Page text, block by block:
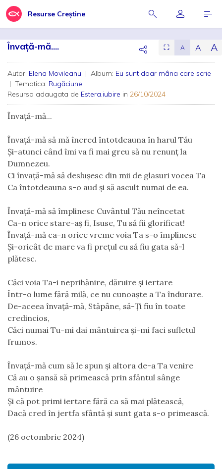
Resurse Creștine
Învață-mă.... ⛶ A A A
Autor: Elena Movileanu | Album: Eu sunt doar mâna care scrie
| Tematica: Rugăciune
Resursa adaugata de Estera.iubire in 26/10/2024
Învață-mă...
Învață-mă să mă încred întotdeauna în harul Tău
Și-atunci când îmi va fi mai greu să nu renunț la
Dumnezeu.
Ci învață-mă să deslușesc din mii de glasuri vocea Ta
Ca întotdeauna s-o aud și să ascult numai de ea.
Învață-mă să împlinesc Cuvântul Tău neîncetat
Ca-n orice stare-aș fi, Isuse, Tu să fii glorificat!
Învață-mă ca-n orice vreme voia Ta s-o împlinesc
Și-oricât de mare va fi prețul eu să fiu gata să-l
plătesc.
Căci voia Ta-i neprihănire, dăruire și iertare
Într-o lume fără milă, ce nu cunoaște a Ta îndurare.
De-aceea învață-mă, Stăpâne, să-Ți fiu în toate
credincios,
Căci numai Tu-mi dai mântuirea și-mi faci sufletul
frumos.
Învață-mă cum să le spun și altora de-a Ta venire
Că au o șansă să primească prin sfântul sânge
mântuire
Și că pot primi iertare fără ca să mai plătească,
Dacă cred în jertfa sfântă și sunt gata s-o primească.
(26 octombrie 2024)